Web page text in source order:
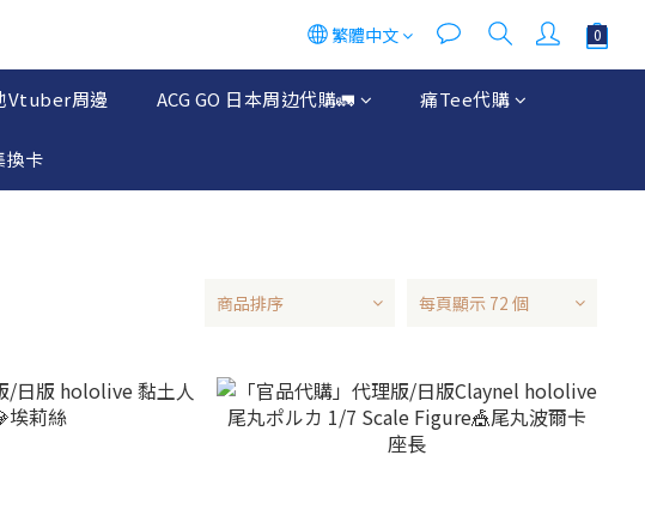
繁體中文
Vtuber周邊 ACG GO 日本周边代購🚛 痛Tee代購
換卡
商品排序 每頁顯示 72 個